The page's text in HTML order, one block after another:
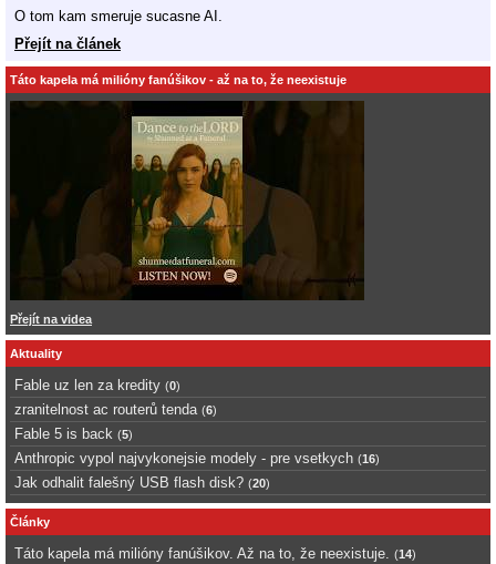
O tom kam smeruje sucasne AI.
Přejít na článek
Táto kapela má milióny fanúšikov - až na to, že neexistuje
Přejít na videa
Aktuality
Fable uz len za kredity (0)
zranitelnost ac routerů tenda (6)
Fable 5 is back (5)
Anthropic vypol najvykonejsie modely - pre vsetkych (16)
Jak odhalit falešný USB flash disk? (20)
Články
Táto kapela má milióny fanúšikov. Až na to, že neexistuje. (14)